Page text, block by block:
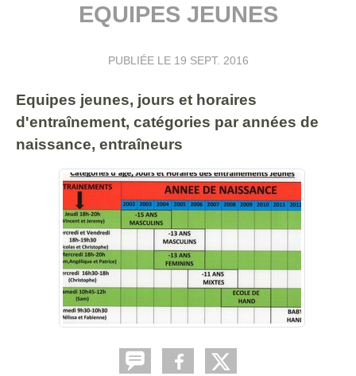
EQUIPES JEUNES
PUBLIÉE LE 19 SEPT. 2016
Equipes jeunes, jours et horaires
d'entraînement, catégories par années de
naissance, entraîneurs